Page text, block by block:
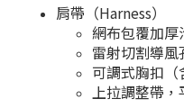
肩帶（Harness）
網布包覆加厚
雷射切割導
可調式胸扣（
上拉調整帶